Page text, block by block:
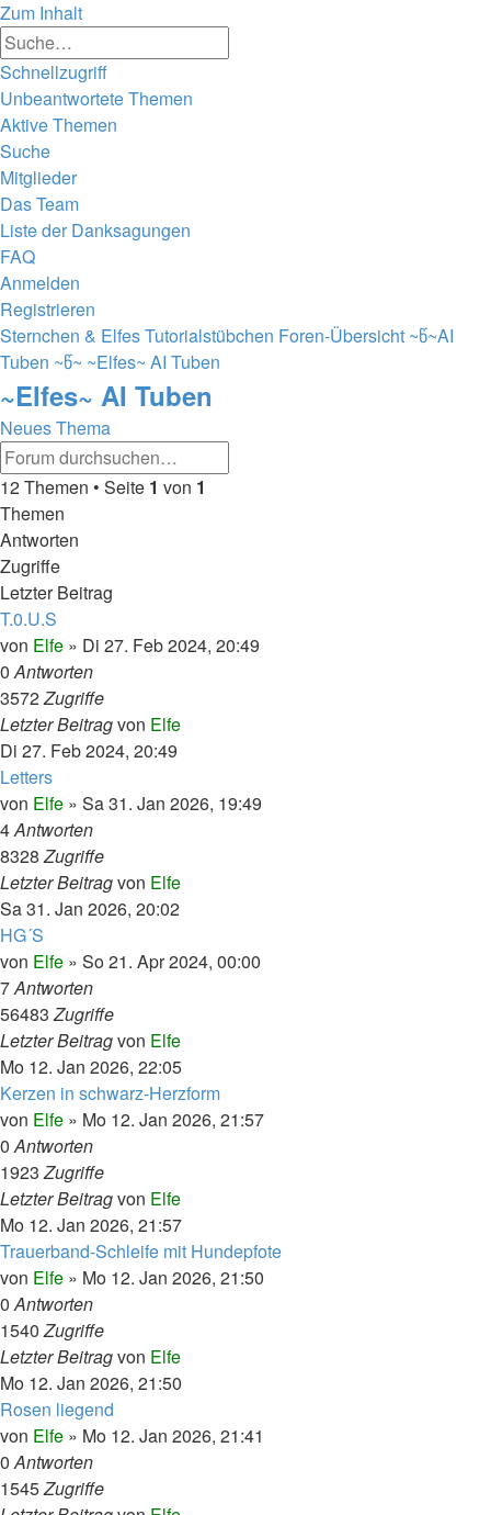
Zum Inhalt
Schnellzugriff
Unbeantwortete Themen
Aktive Themen
Suche
Mitglieder
Das Team
Liste der Danksagungen
FAQ
Anmelden
Registrieren
Sternchen & Elfes Tutorialstübchen Foren-Übersicht ~წ~AI
Tuben ~წ~ ~Elfes~ AI Tuben
~Elfes~ AI Tuben
Neues Thema
12 Themen • Seite 1 von 1
Themen
Antworten
Zugriffe
Letzter Beitrag
T.0.U.S
von Elfe » Di 27. Feb 2024, 20:49
0Antworten
3572Zugriffe
Letzter Beitragvon Elfe
Di 27. Feb 2024, 20:49
Letters
von Elfe » Sa 31. Jan 2026, 19:49
4Antworten
8328Zugriffe
Letzter Beitragvon Elfe
Sa 31. Jan 2026, 20:02
HG´S
von Elfe » So 21. Apr 2024, 00:00
7Antworten
56483Zugriffe
Letzter Beitragvon Elfe
Mo 12. Jan 2026, 22:05
Kerzen in schwarz-Herzform
von Elfe » Mo 12. Jan 2026, 21:57
0Antworten
1923Zugriffe
Letzter Beitragvon Elfe
Mo 12. Jan 2026, 21:57
Trauerband-Schleife mit Hundepfote
von Elfe » Mo 12. Jan 2026, 21:50
0Antworten
1540Zugriffe
Letzter Beitragvon Elfe
Mo 12. Jan 2026, 21:50
Rosen liegend
von Elfe » Mo 12. Jan 2026, 21:41
0Antworten
1545Zugriffe